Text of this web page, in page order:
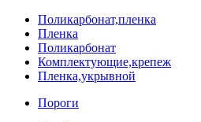
Поликарбонат,пленка
Пленка
Поликарбонат
Комплектующие,крепеж
Пленка,укрывной
Пороги